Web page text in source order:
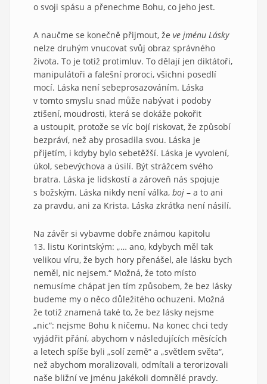
o svoji spásu a přenechme Bohu, co jeho jest.
A naučme se konečně přijmout, že ve jménu Lásky
nelze druhým vnucovat svůj obraz správného
života. To je totiž protimluv. To dělají jen diktátoři,
manipulátoři a falešní proroci, všichni posedlí
mocí. Láska není sebeprosazováním. Láska
v tomto smyslu snad může nabývat i podoby
ztišení, moudrosti, která se dokáže pokořit
a ustoupit, protože se víc bojí riskovat, že způsobí
bezpráví, než aby prosadila svou. Láska je
přijetím, i kdyby bylo sebetěžší. Láska je vyvolení,
úkol, sebevýchova a úsilí. Být strážcem svého
bratra. Láska je lidskostí a zároveň nás spojuje
s božským. Láska nikdy není válka, boj – a to ani
za pravdu, ani za Krista. Láska zkrátka není násilí.
Na závěr si vybavme dobře známou kapitolu
13. listu Korintským: „… ano, kdybych měl tak
velikou víru, že bych hory přenášel, ale lásku bych
neměl, nic nejsem.“ Možná, že toto místo
nemusíme chápat jen tím způsobem, že bez lásky
budeme my o něco důležitého ochuzeni. Možná
že totiž znamená také to, že bez lásky nejsme
„nic“: nejsme Bohu k ničemu. Na konec chci tedy
vyjádřit přání, abychom v následujících měsících
a letech spíše byli „solí země“ a „světlem světa“,
než abychom moralizovali, odmítali a terorizovali
naše bližní ve jménu jakékoli domnělé pravdy.